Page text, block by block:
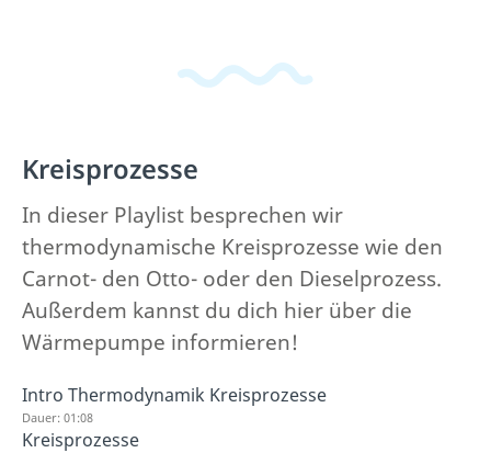
Kreisprozesse
In dieser Playlist besprechen wir
thermodynamische Kreisprozesse wie den
Carnot- den Otto- oder den Dieselprozess.
Außerdem kannst du dich hier über die
Wärmepumpe informieren!
Intro Thermodynamik Kreisprozesse
Dauer: 01:08
Kreisprozesse